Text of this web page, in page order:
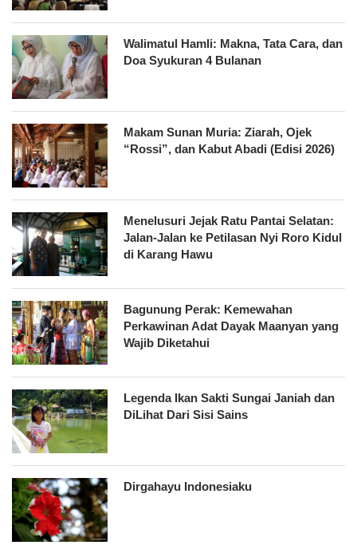
Walimatul Hamli: Makna, Tata Cara, dan
Doa Syukuran 4 Bulanan
Makam Sunan Muria: Ziarah, Ojek
“Rossi”, dan Kabut Abadi (Edisi 2026)
Menelusuri Jejak Ratu Pantai Selatan:
Jalan-Jalan ke Petilasan Nyi Roro Kidul
di Karang Hawu
Bagunung Perak: Kemewahan
Perkawinan Adat Dayak Maanyan yang
Wajib Diketahui
Legenda Ikan Sakti Sungai Janiah dan
DiLihat Dari Sisi Sains
Dirgahayu Indonesiaku